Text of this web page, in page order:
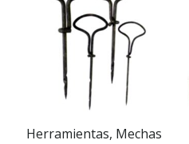
Herramientas, Mechas